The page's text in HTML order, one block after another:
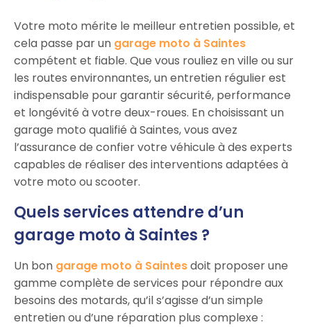
Votre moto mérite le meilleur entretien possible, et
cela passe par un garage moto à Saintes
compétent et fiable. Que vous rouliez en ville ou sur
les routes environnantes, un entretien régulier est
indispensable pour garantir sécurité, performance
et longévité à votre deux-roues. En choisissant un
garage moto qualifié à Saintes, vous avez
l’assurance de confier votre véhicule à des experts
capables de réaliser des interventions adaptées à
votre moto ou scooter.
Quels services attendre d’un
garage moto à Saintes ?
Un bon garage moto à Saintesdoit proposer une
gamme complète de services pour répondre aux
besoins des motards, qu’il s’agisse d’un simple
entretien ou d’une réparation plus complexe :